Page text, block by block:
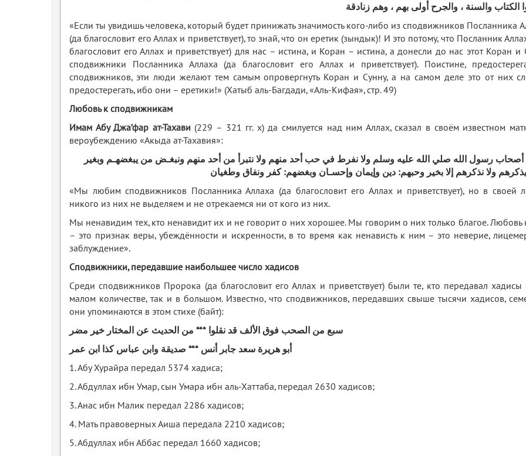
الكتاب والسنة ، والجرح أولى بهم ، وهم زنادقة
«Если ты увидишь человека, который будет принижать значимость кого-либо из сподвижников Посланника
(да благословит его Аллах и приветствует), то знай, что он еретик (зындык)! И это потому, что Посланник
благословит его Аллах и приветствует) для нас – истина, и Коран – истина, а донесли до нас этот Коран и
сподвижники Посланника Аллаха (да благословит его Аллах и приветствует). Поистине,
сподвижников, эти люди желают тем самым опровергнуть Коран и Сунну, а на самом деле это от них
предостерегать, ибо они – еретики!» (Хатыб аль-Багдади, «Аль-Кифая», стр. 49)
Любовь к сподвижникам
Имам Абу Джа’фар ат-Тахави(229 – 321 гг. х) да смилуется над ним Аллах, сказал в своём известном
вероубеждению «Акыда ат-Тахавия»:
رسول الله صلي الله عليه وسلم ولا نفرط في حب أحد منهم ولا نتبرأ من أحد منهم ونبغـض من يبغضهـم وبغير
يذكرهم ولا نذكرهم إلا بخير وحبهم: دين وإيمان وإحسـان وبغضهم: كفر ونفاق وطغيان
«Мы любим сподвижников Посланника Аллаха (да благословит его Аллах и приветствует), но в своей
никого из них не выделяем и не отрекаемся ни от кого из них.
Мы ненавидим тех, кто ненавидит их и не говорит о них хорошее. Мы говорим о них только благое. Любовь
– это признак веры, убеждённости и искренности, в то время как ненависть к ним – это неверие,
заблуждение».
Сподвижники, передавшие наибольшее число хадисов
Среди сподвижников Пророка (да благословит его Аллах и приветствует) были те, кто передавал хадисы
малом количестве, так и в большом. Известно, что сподвижников, передавших свыше тысячи хадисов,
они упоминаются в этом стихе (байт):
سبع من الصحب فوق الألف قد نقلوا *** من الحديث عن المختار خير مضر
أبو هريرة سعد جابر أنس *** صديقة وابن عباس كذا ابن عمر
1. Абу Хурайра передал 5374 хадиса;
2. Абдуллах ибн Умар, сын Умара ибн аль-Хаттаба, передал 2630 хадисов;
3. Анас ибн Малик передал 2286 хадисов;
4. Мать правоверных Аиша передала 2210 хадисов;
5. Абдуллах ибн Аббас передал 1660 хадисов;